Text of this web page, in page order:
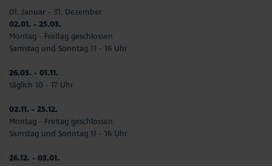
01. Januar - 31. Dezember
02.01. - 25.03.
Montag - Freitag geschlossen
Samstag und Sonntag 11 - 16 Uhr
26.03. - 01.11.
täglich 10 - 17 Uhr
02.11. - 25.12.
Montag - Freitag geschlossen
Samstag und Sonntag 11 - 16 Uhr
26.12. - 03.01.